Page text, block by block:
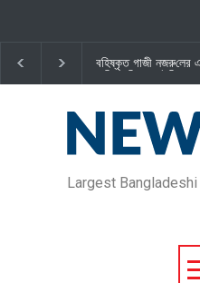
বহিষ্কৃত গাজী নজরু‌লের এম‌পি পদ
বা‌তি‌লে স্পিকার-ইসিকে জামায়া‌তের চি‌ঠি
Largest